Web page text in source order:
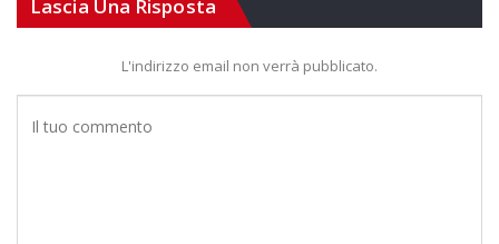
Lascia Una Risposta
L'indirizzo email non verrà pubblicato.